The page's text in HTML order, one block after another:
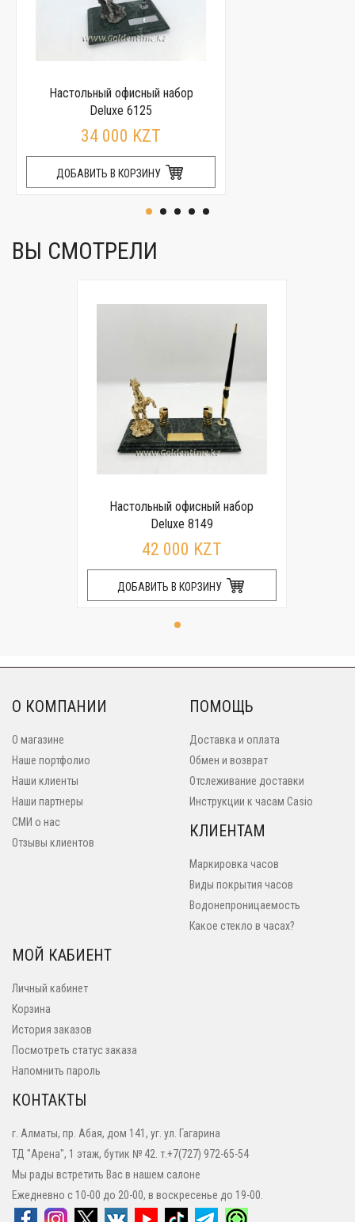
Настольный офисный набор
Deluxe 6125
34 000 KZT
ДОБАВИТЬ В КОРЗИНУ
ВЫ СМОТРЕЛИ
Настольный офисный набор
Deluxe 8149
42 000 KZT
ДОБАВИТЬ В КОРЗИНУ
О КОМПАНИИ
О магазине
Наше портфолио
Наши клиенты
Наши партнеры
СМИ о нас
Отзывы клиентов
ПОМОЩЬ
Доставка и оплата
Обмен и возврат
Отслеживание доставки
Инструкции к часам Casio
КЛИЕНТАМ
Маркировка часов
Виды покрытия часов
Водонепроницаемость
Какое стекло в часах?
МОЙ КАБИЕНТ
Личный кабинет
Корзина
История заказов
Посмотреть статус заказа
Напомнить пароль
КОНТАКТЫ
г. Алматы, пр. Абая, дом 141, уг. ул. Гагарина
ТД "Арена", 1 этаж, бутик № 42. т.+7(727) 972-65-54
Мы рады встретить Вас в нашем салоне
Ежедневно с 10-00 до 20-00, в воскресенье до 19-00.